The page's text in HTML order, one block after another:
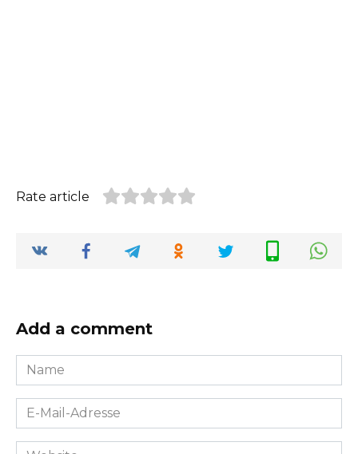
Rate article
Add a comment
Name
*
E-
Mail-
Adresse
Website